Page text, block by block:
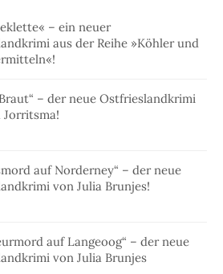
– ein neuer
aus der Reihe »Köhler und
– der neue Ostfrieslandkrimi
Jorritsma!
auf Norderney“ – der neue
von Julia Brunjes!
auf Langeoog“ – der neue
von Julia Brunjes